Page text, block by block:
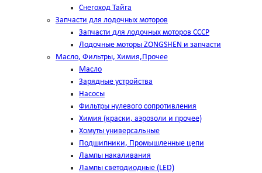
Снегоход Тайга
Запчасти для лодочных моторов
Запчасти для лодочных моторов СССР
Лодочные моторы ZONGSHEN и запчасти
Масло, Фильтры, Химия,Прочее
Масло
Зарядные устройства
Насосы
Фильтры нулевого сопротивления
Химия (краски, аэрозоли и прочее)
Хомуты универсальные
Подшипники, Промышленные цепи
Лампы накаливания
Лампы светодиодные (LED)